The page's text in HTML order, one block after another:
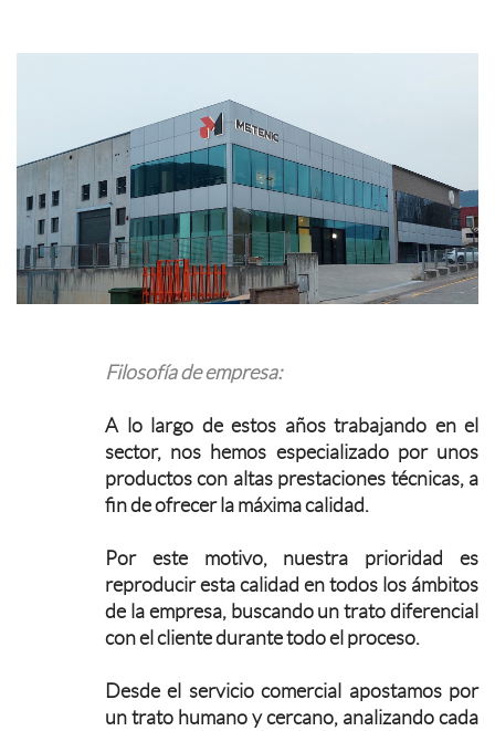
Filosofía de empresa:
A lo largo de estos años trabajando en el
sector, nos hemos especializado por unos
productos con altas prestaciones técnicas, a
fin de ofrecer la máxima calidad.
Por este motivo, nuestra prioridad es
reproducir esta calidad en todos los ámbitos
de la empresa, buscando un trato diferencial
con el cliente durante todo el proceso.
Desde el servicio comercial apostamos por
un trato humano y cercano, analizando cada